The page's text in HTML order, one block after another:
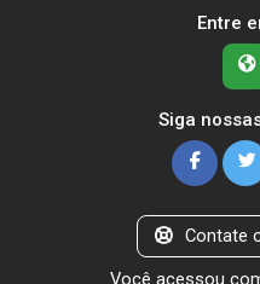
Entre
Siga
Contate
Você acessou